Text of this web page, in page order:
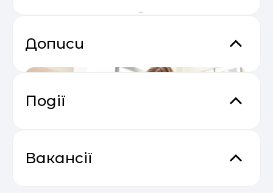
Дописи
Події
SendPulse
Вакансії